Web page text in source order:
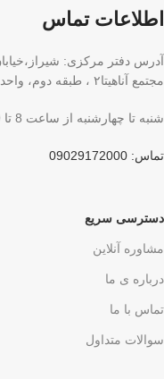
اطلاعات تماس
آدرس دفتر مرکزی:
مجتمع آناهیتا۲ ، طبقه دوم، واحد 56
شنبه تا چهارشنبه از ساعت 8 تا 19 و پنج شنبه ها 8 تا 2 بعد از ظهر
تماس: 09029172000
دسترسی سریع
مشاوره آنلاین
درباره ی ما
تماس با ما
سوالات متداول